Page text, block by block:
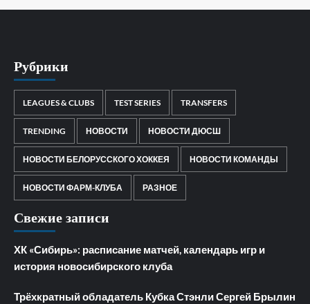
Рубрики
LEAGUES & CLUBS TEST SERIES TRANSFERS
TRENDING НОВОСТИ НОВОСТИ ДЮСШ
НОВОСТИ БЕЛОРУССКОГО ХОККЕЯ НОВОСТИ КОМАНДЫ
НОВОСТИ ФАРМ-КЛУБА РАЗНОЕ
Свежие записи
ХК «Сибирь»: расписание матчей, календарь игр и
история новосибирского клуба
Трёхкратный обладатель Кубка Стэнли Сергей Брылин